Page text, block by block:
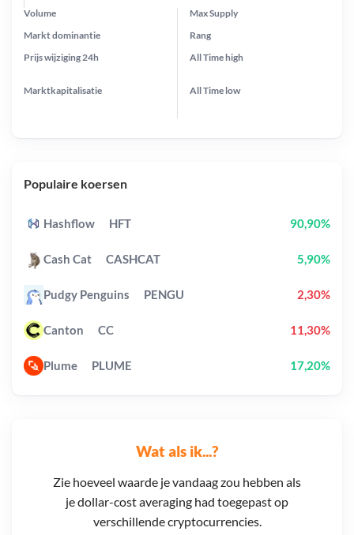
Wat als ik...?
Zie hoeveel waarde je vandaag zou hebben als
je dollar-cost averaging had toegepast op
verschillende cryptocurrencies.
Prijs wijziging 24h
Max Supply
Markt dominantie
Marktkapitalisatie
Volume
Rang
All Timehigh
All Time low
Populaire koersen
Hashflow HFT 90,90%
Cash Cat CASHCAT 5,90%
Pudgy Penguins PENGU 2,30%
Canton CC 11,30%
Plume PLUME 17,20%